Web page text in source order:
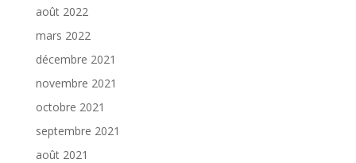
août 2022
mars 2022
décembre 2021
novembre 2021
octobre 2021
septembre 2021
août 2021